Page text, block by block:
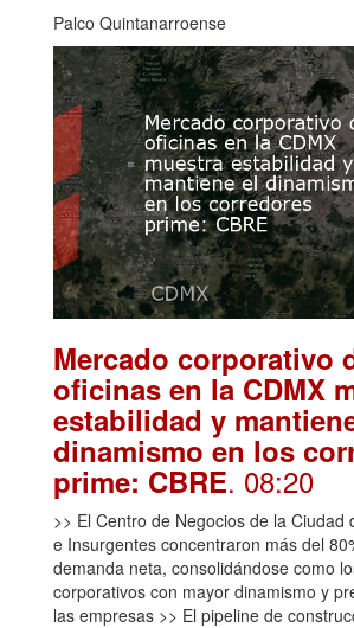
Palco Quintanarroense
Mercado corporativo
oficinas en la CDMX
estabilidad y
dinamismo en los
prime: CBRE. 08:20
>> El Centro de Negocios de la Ciudad
e Insurgentes concentraron más del
demanda neta, consolidándose como
corporativos con mayor dinamismo y
las empresas >> El pipeline de